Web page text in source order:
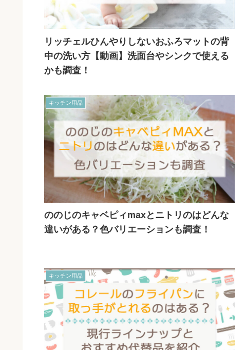
リッチェルひんやりしないおふろマットの背
中の洗い方【動画】洗面台やシンクで使える
かも調査！
キッチン用品
ののじのキャベピィmaxとニトリのはどんな
違いがある？色バリエーションも調査！
キッチン用品